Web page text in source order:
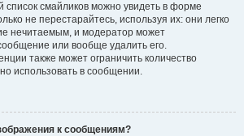
список смайликов можно увидеть в форме
не перестарайтесь, используя их: они легко
нечитаемым, и модератор может
или вообще удалить его.
также может ограничить количество
использовать в сообщении.
к сообщениям?